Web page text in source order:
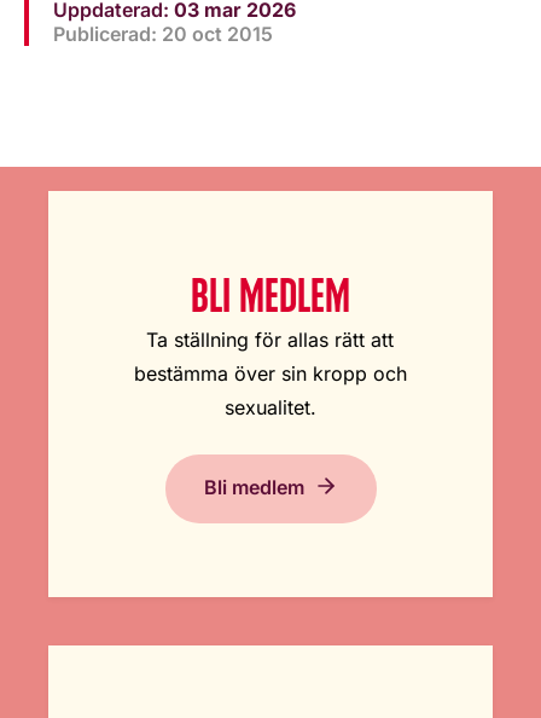
Uppdaterad: 03 mar 2026
Publicerad: 20 oct 2015
BLI MEDLEM
Ta ställning för allas rätt att
bestämma över sin kropp och
sexualitet.
Bli medlem